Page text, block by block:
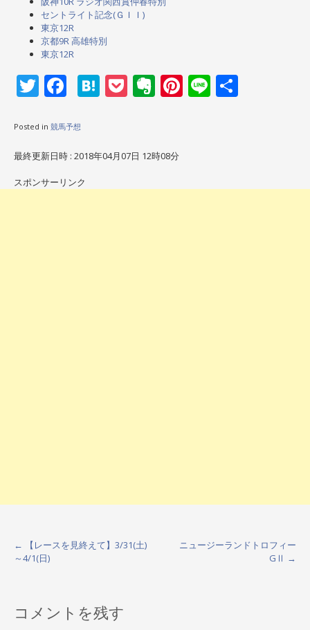
セントライト記念(ＧＩＩ)
東京12R
京都9R 高雄特別
東京12R
TwitterFacebook
Hatena
Pocket
Evernote
Pinterest
Line
Posted in 競馬予想
最終更新日時 : 2018年04月07日 12時08分
スポンサーリンク
P
s
←
【レースを見終えて】3/31(土)
～4/1(日)
ニュージーランドトロフィー
GⅡ →
コメントを残す